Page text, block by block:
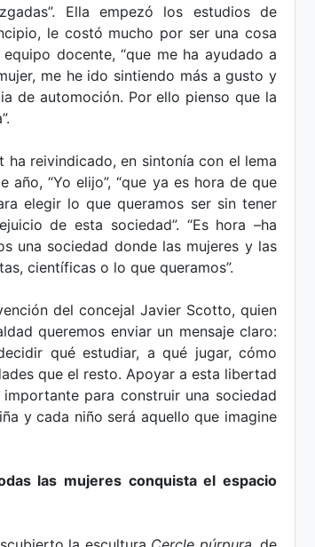
Ella empezó los estudios de
le costó mucho por ser una cosa
docente, “que me ha ayudado a
me he ido sintiendo más a gusto y
de automoción. Por ello pienso que la
reivindicado, en sintonía con el lema
“Yo elijo”, “que ya es hora de que
elegir lo que queramos ser sin tener
de esta sociedad”. “Es hora –ha
una sociedad donde las mujeres y las
científicas o lo que queramos”.
del concejal Javier Scotto, quien
queremos enviar un mensaje claro:
qué estudiar, a qué jugar, cómo
que el resto. Apoyar a esta libertad
para construir una sociedad
y cada niño será aquello que imagine
las mujeres conquista el espacio